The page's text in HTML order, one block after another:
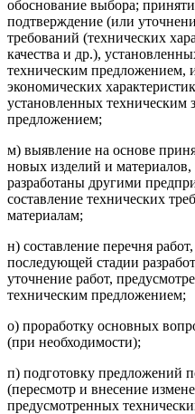
обоснование выбора;
подтверждение (или
требований (технических
качества и др.),
техническим предложением,
экономических
установленных техническим
предложением;
м) выявление на основе
новых изделий и
разработаны другими
составление технических
материалам;
н) составление перечня
последующей стадии
уточнение работ,
техническим предложением;
о) проработку основных
(при необходимости);
п) подготовку предложений
(пересмотр и внесение
предусмотренных